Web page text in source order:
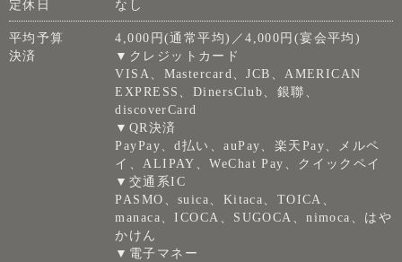
定休日
なし
平均予算
4,000円(通常平均)／4,000円(宴会平均)
決済
▼クレジットカード
VISA、Mastercard、JCB、AMERICAN
EXPRESS、DinersClub、銀聯、
discoverCard
▼QR決済
PayPay、d払い、auPay、楽天Pay、メルペ
イ、ALIPAY、WeChat Pay、クイックペイ
▼交通系IC
PASMO、suica、Kitaca、TOICA、
manaca、ICOCA、SUGOCA、nimoca、はや
かけん
▼電子マネー